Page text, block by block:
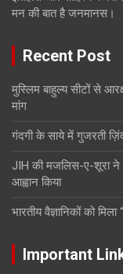
मन की बात है जनमानस।
Recent Post
मुस्लिम बाहुल्य सीटों से
मांग
गंदगी के साये में गुजरती
JIH की मजलिस-ए-शूरा ने
आह्वान किया
भारतीय वैज्ञानिकों को
Important